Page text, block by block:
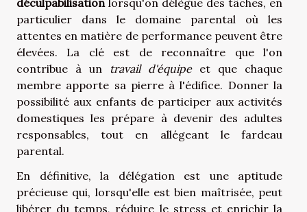
particulier dans le domaine parental où les
attentes en matière de performance peuvent être
élevées. La clé est de reconnaître que l'on
contribue à un travail d'équipeet que chaque
membre apporte sa pierre à l'édifice. Donner la
possibilité aux enfants de participer aux activités
domestiques les prépare à devenir des adultes
responsables, tout en allégeant le fardeau
parental.
En définitive, la délégation est une aptitude
précieuse qui, lorsqu'elle est bien maîtrisée, peut
libérer du temps, réduire le stress et enrichir la